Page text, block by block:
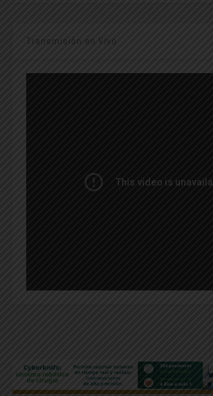
Transmisión en Vivo